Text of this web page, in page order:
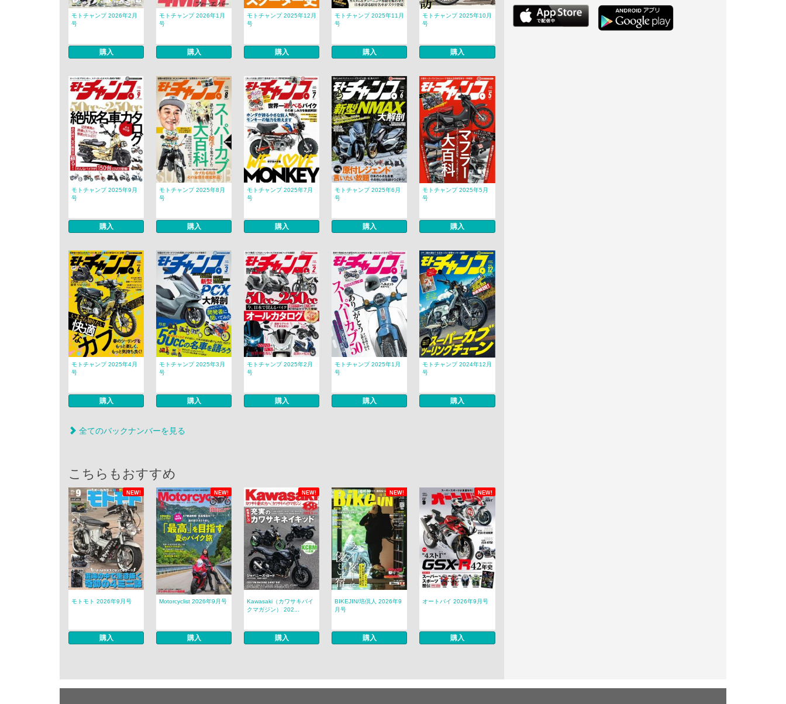
モトチャンプ 2026年2月
号
購入
モトチャンプ 2026年1月
号
購入
モトチャンプ 2025年12月
号
購入
モトチャンプ 2025年11月
号
購入
モトチャンプ 2025年10月
号
購入
モトチャンプ 2025年9月
号
購入
モトチャンプ 2025年8月
号
購入
モトチャンプ 2025年7月
号
購入
モトチャンプ 2025年6月
号
購入
モトチャンプ 2025年5月
号
購入
モトチャンプ 2025年4月
号
購入
モトチャンプ 2025年3月
号
購入
モトチャンプ 2025年2月
号
購入
モトチャンプ 2025年1月
号
購入
モトチャンプ 2024年12月
号
購入
全てのバックナンバーを見る
こちらもおすすめ
NEW! NEW! NEW! NEW! NEW!
モトモト 2026年9月号
購入
Motorcyclist 2026年9月号
購入
Kawasaki（カワサキバイ
クマガジン） 202...
購入
BIKEJIN/培倶人 2026年9
月号
購入
オートバイ 2026年9月号
購入